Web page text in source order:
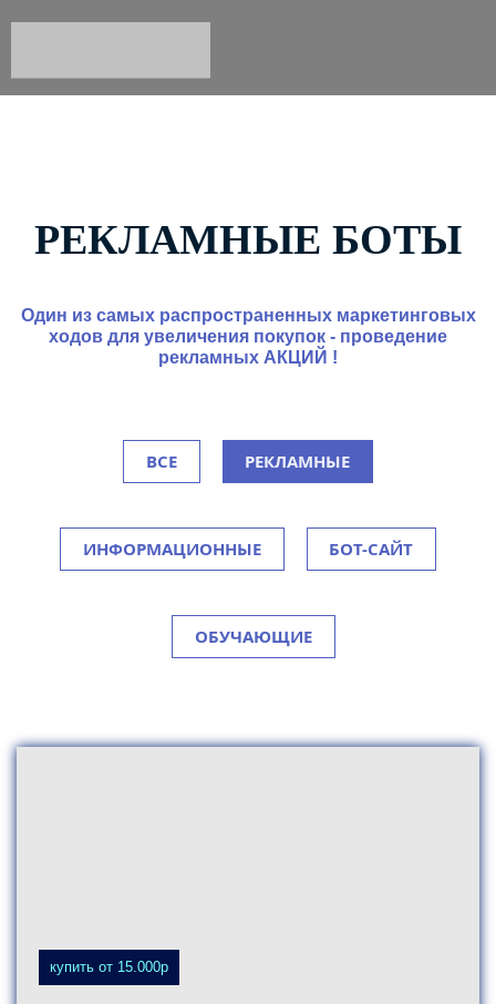
РЕКЛАМНЫЕ БОТЫ
Один из самых распространенных маркетинговых
ходов для увеличения покупок - проведение
рекламных АКЦИЙ !
ВСЕ РЕКЛАМНЫЕ
ИНФОРМАЦИОННЫЕ БОТ-САЙТ
ОБУЧАЮЩИЕ
купить от 15.000р